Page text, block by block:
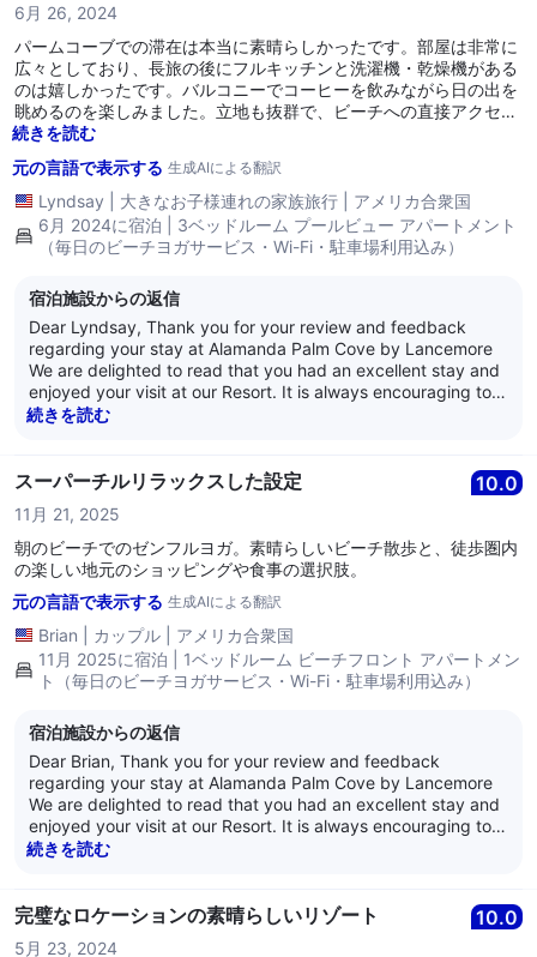
hesitation to return, however if you choose too, please
contact me directly so I can assist with your booking and
ensure a memorable stay for all the right reasons. Kind
Regards, The Alamanda Team
6月 26, 2024
パームコーブでの滞在は本当に素晴らしかったです。部屋は非常に
広々としており、長旅の後にフルキッチンと洗濯機・乾燥機がある
のは嬉しかったです。バルコニーでコーヒーを飲みながら日の出を
眺めるのを楽しみました。立地も抜群で、ビーチへの直接アクセス
と無料のセキュリティ駐車場がありました。ヌヌでの朝食は素晴ら
しかったです。非常に楽しい滞在で、私たちは離れたくありません
でした！
続きを読む
元の言語で表示する 生成AIによる翻訳
Lyndsay 大きなお子様連れの家族旅行
アメリカ合衆国
6月 2024に宿泊 | 3ベッドルーム プールビュー アパートメント
（毎日のビーチヨガサービス・Wi-Fi・駐車場利用込み）
宿泊施設からの返信
Dear Lyndsay, Thank you for your review and feedback
regarding your stay at Alamanda Palm Cove by Lancemore
We are delighted to read that you had an excellent stay and
enjoyed your visit at our Resort. It is always encouraging to
learn that guests are satisfied with our service as it is what
Regards, The Alamanda Team
続きを読む
スーパーチルリラックスした設定 10.0
11月 21, 2025
朝のビーチでのゼンフルヨガ。素晴らしいビーチ散歩と、徒歩圏内
の楽しい地元のショッピングや食事の選択肢。
元の言語で表示する 生成AIによる翻訳
Brian カップル
アメリカ合衆国
11月 2025に宿泊 | 1ベッドルーム ビーチフロント アパートメン
ト（毎日のビーチヨガサービス・Wi-Fi・駐車場利用込み）
宿泊施設からの返信
Dear Brian, Thank you for your review and feedback
regarding your stay at Alamanda Palm Cove by Lancemore
We are delighted to read that you had an excellent stay and
enjoyed your visit at our Resort. It is always encouraging to
learn that guests are satisfied with our service as it is what
Regards, The Alamanda Team
続きを読む
完璧なロケーションの素晴らしいリゾート 10.0
5月 23, 2024